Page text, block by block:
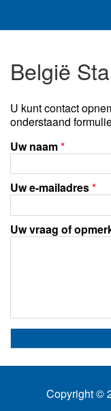
België
U kunt contact
onderstaand
Uw naam*
Uw e-mailadres*
Uw vraag of
Copyright ©